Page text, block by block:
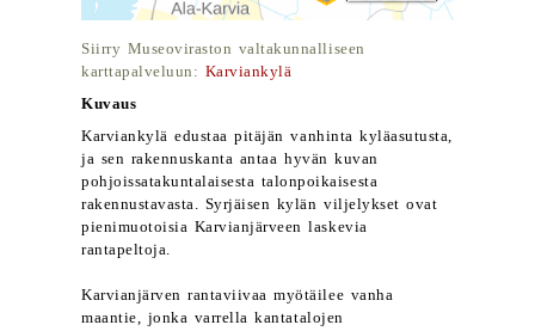
Siirry Museoviraston valtakunnalliseen
karttapalveluun: Karviankylä
Kuvaus
Karviankylä edustaa pitäjän vanhinta kyläasutusta,
ja sen rakennuskanta antaa hyvän kuvan
pohjoissatakuntalaisesta talonpoikaisesta
rakennustavasta. Syrjäisen kylän viljelykset ovat
pienimuotoisia Karvianjärveen laskevia
rantapeltoja.
Karvianjärven rantaviivaa myötäilee vanha
maantie, jonka varrella kantatalojen